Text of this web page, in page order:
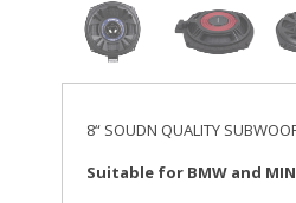
8“ SOUDN QUALITY
Suitable for BMW and